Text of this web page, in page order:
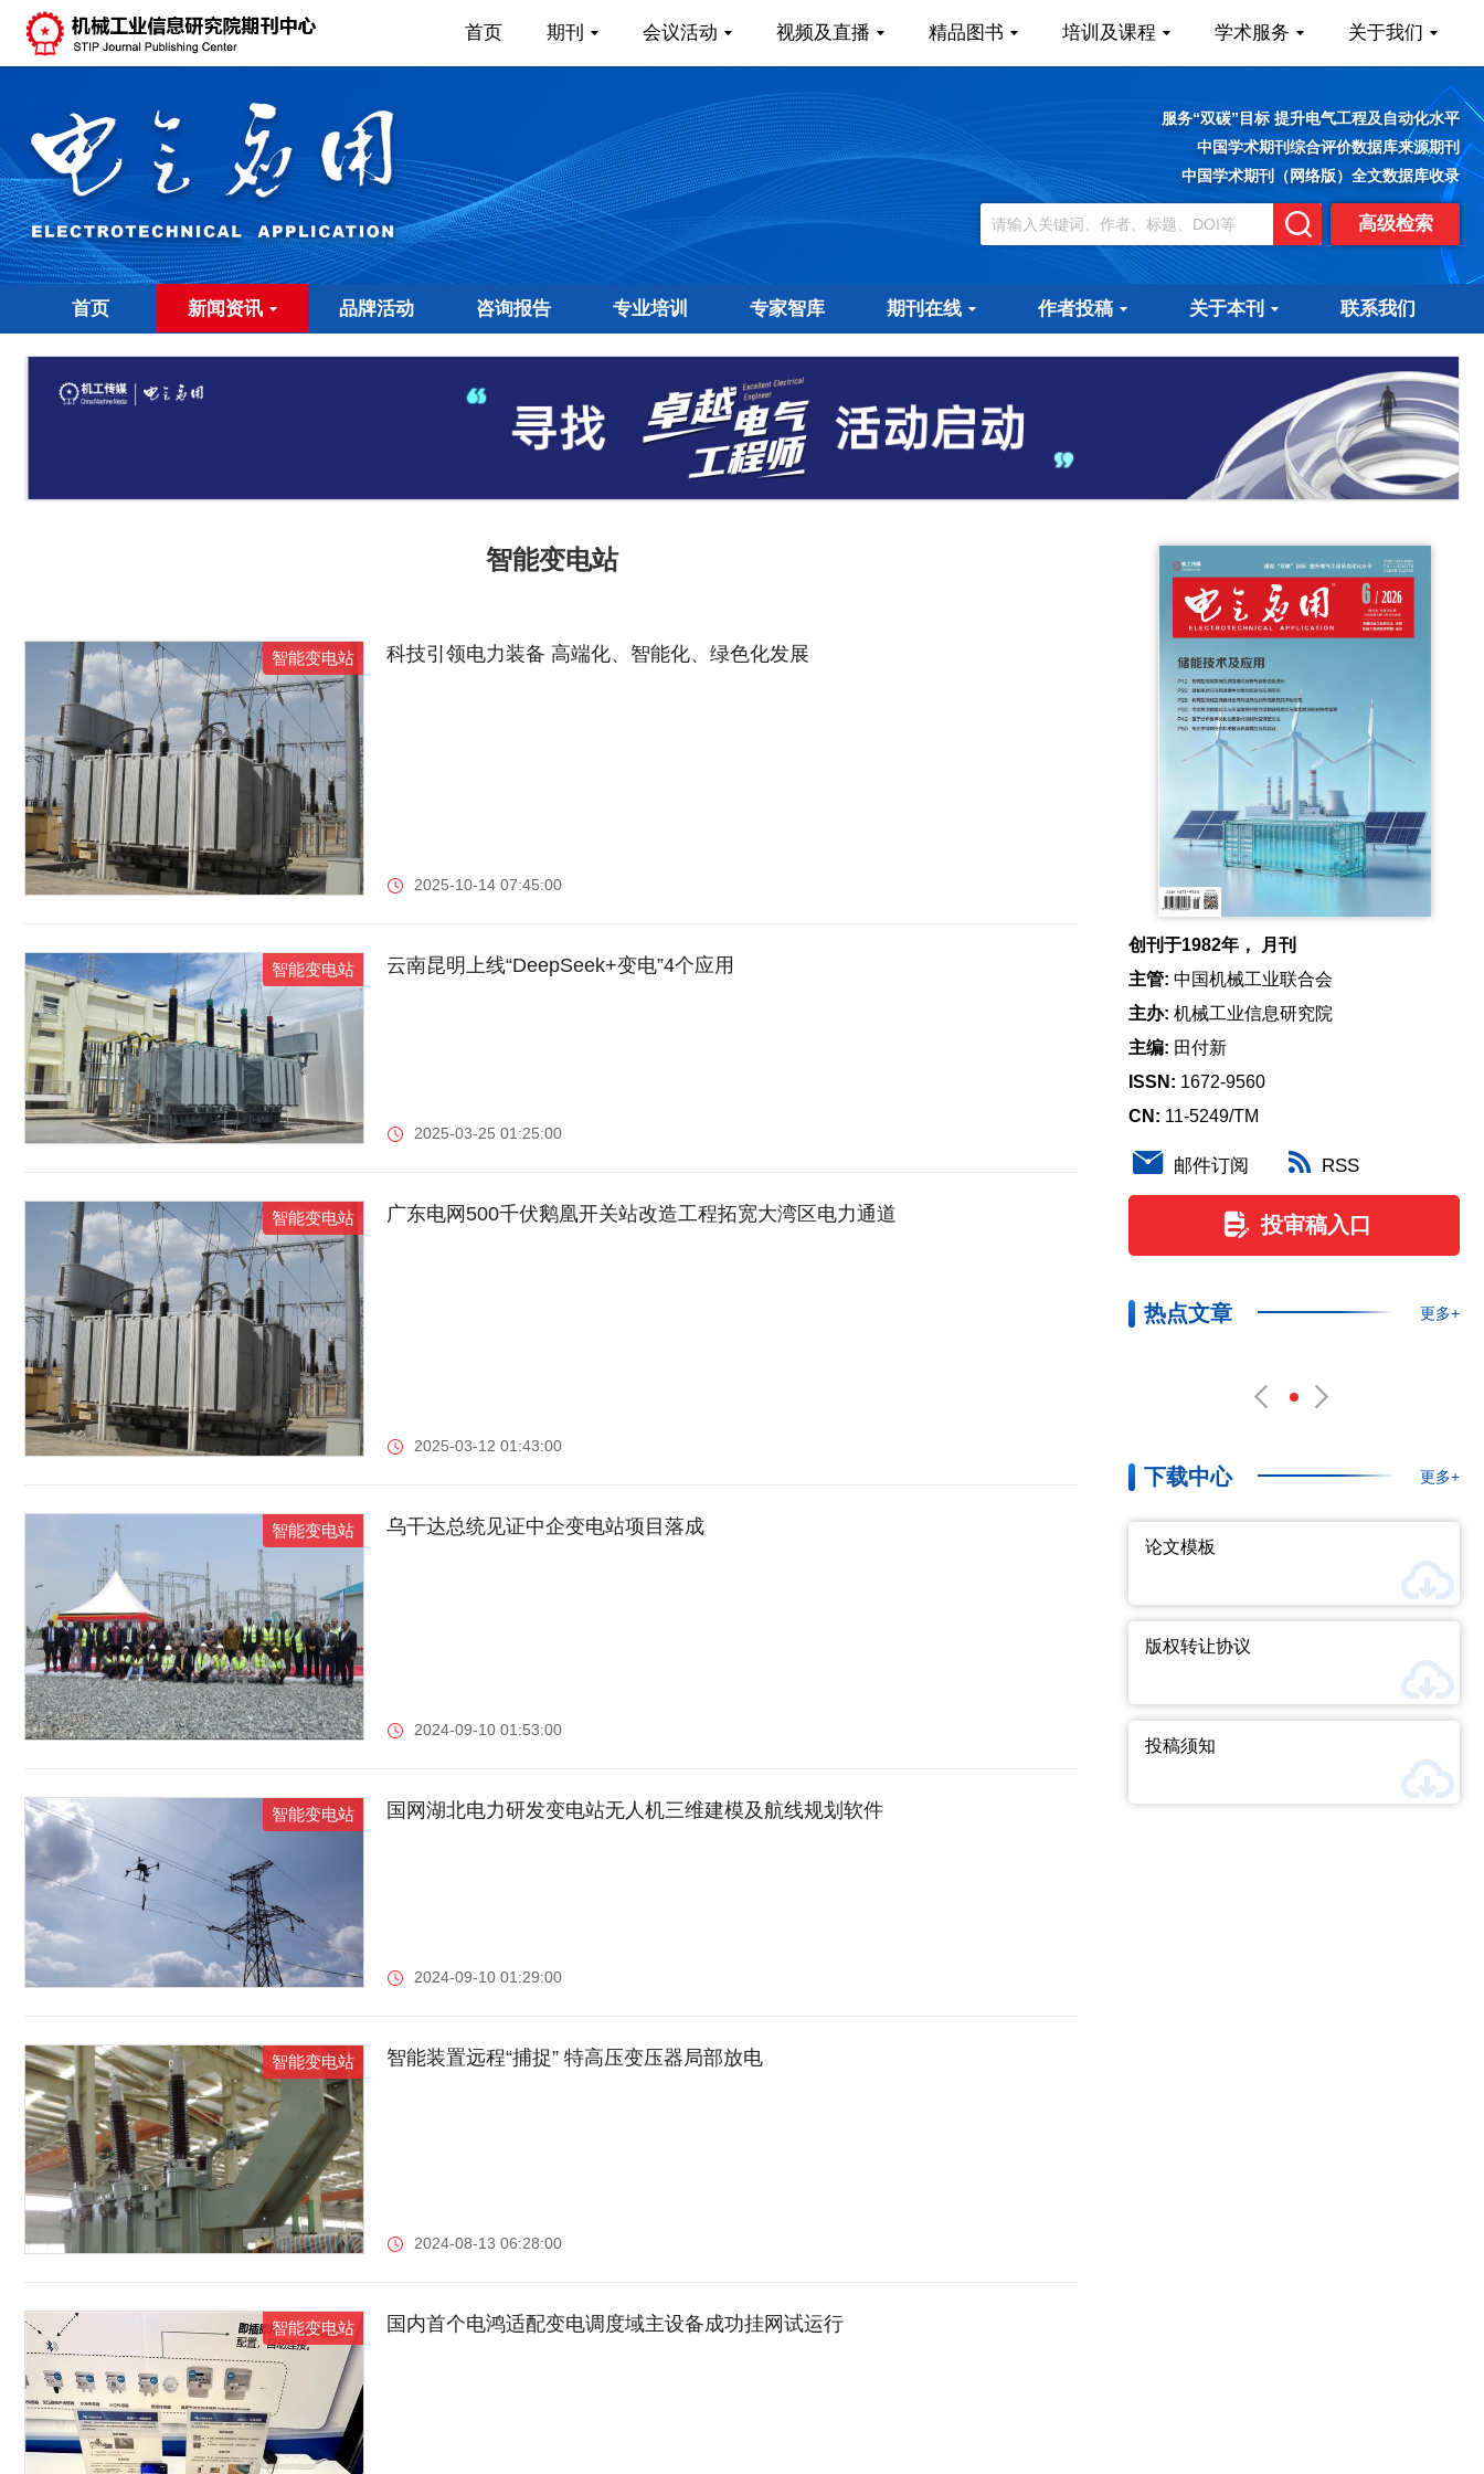
首页 期刊 会议活动 视频及直播 精品图书 培训及课程 学术服务 关于我们
服务“双碳”目标 提升电气工程及自动化水平
中国学术期刊综合评价数据库来源期刊
中国学术期刊（网络版）全文数据库收录
高级检索
首页 新闻资讯 品牌活动 咨询报告 专业培训 专家智库 期刊在线 作者投稿 关于本刊 联系我们
智能变电站
智能变电站 科技引领电力装备 高端化、智能化、绿色化发展
2025-10-14 07:45:00
智能变电站 云南昆明上线“DeepSeek+变电”4个应用
2025-03-25 01:25:00
智能变电站 广东电网500千伏鹅凰开关站改造工程拓宽大湾区电力通道
2025-03-12 01:43:00
智能变电站 乌干达总统见证中企变电站项目落成
2024-09-10 01:53:00
智能变电站 国网湖北电力研发变电站无人机三维建模及航线规划软件
2024-09-10 01:29:00
智能变电站 智能装置远程“捕捉” 特高压变压器局部放电
2024-08-13 06:28:00
智能变电站 国内首个电鸿适配变电调度域主设备成功挂网试运行
创刊于1982年， 月刊
主管: 中国机械工业联合会
主办: 机械工业信息研究院
主编: 田付新
ISSN: 1672-9560
CN: 11-5249/TM
邮件订阅 RSS
投审稿入口
热点文章 更多+
下载中心 更多+
论文模板
版权转让协议
投稿须知